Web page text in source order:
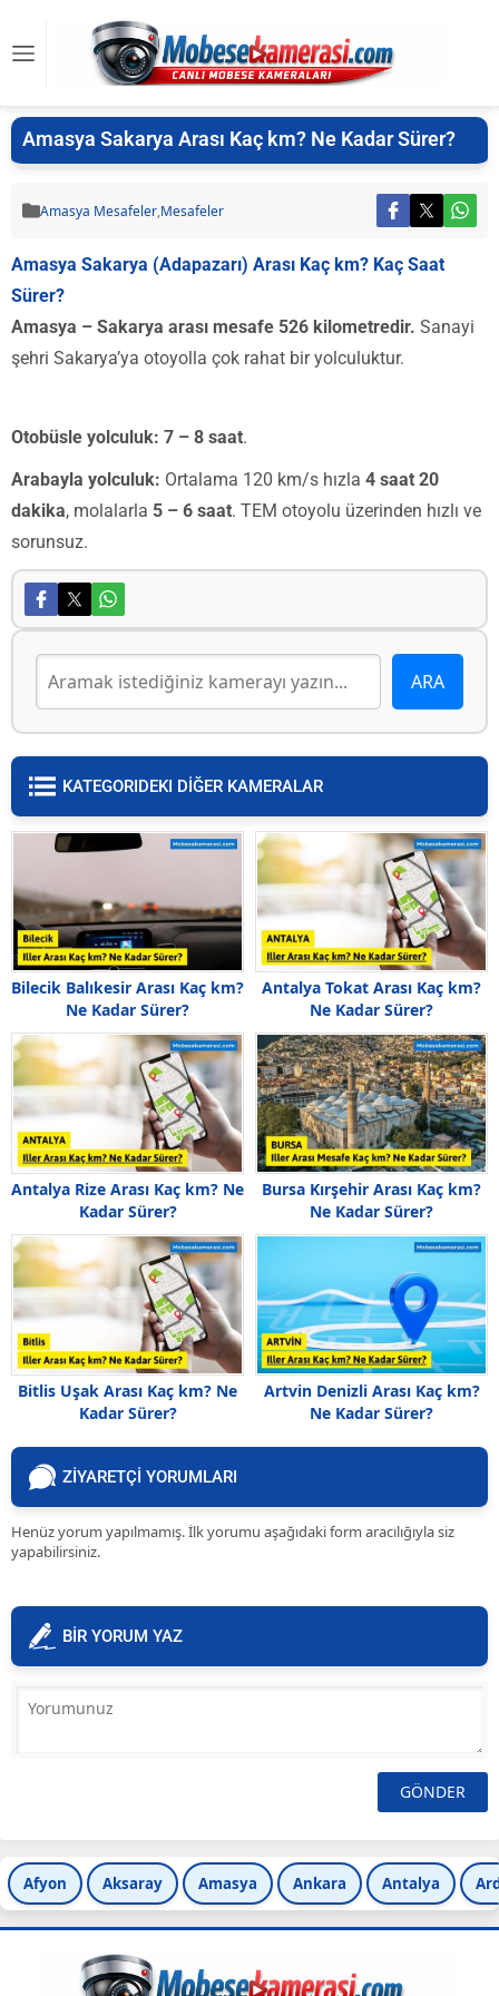
Amasya Sakarya Arası Kaç km? Ne Kadar Sürer?
Amasya Mesafeler,Mesafeler
Amasya Sakarya (Adapazarı) Arası Kaç km? Kaç Saat
Sürer?
Amasya – Sakarya arası mesafe 526 kilometredir. Sanayi
şehri Sakarya’ya otoyolla çok rahat bir yolculuktur.
Otobüsle yolculuk: 7 – 8 saat.
Arabayla yolculuk: Ortalama 120 km/s hızla 4 saat 20
dakika, molalarla 5 – 6 saat. TEM otoyolu üzerinden hızlı ve
sorunsuz.
KATEGORIDEKI DİĞER KAMERALAR
Bilecik Balıkesir Arası Kaç km?
Ne Kadar Sürer?
Antalya Tokat Arası Kaç km?
Ne Kadar Sürer?
Antalya Rize Arası Kaç km? Ne
Kadar Sürer?
Bursa Kırşehir Arası Kaç km?
Ne Kadar Sürer?
Bitlis Uşak Arası Kaç km? Ne
Kadar Sürer?
Artvin Denizli Arası Kaç km?
Ne Kadar Sürer?
ZİYARETÇİ YORUMLARI
Henüz yorum yapılmamış. İlk yorumu aşağıdaki form aracılığıyla siz
yapabilirsiniz.
BİR YORUM YAZ
Afyon Aksaray Amasya Ankara Antalya